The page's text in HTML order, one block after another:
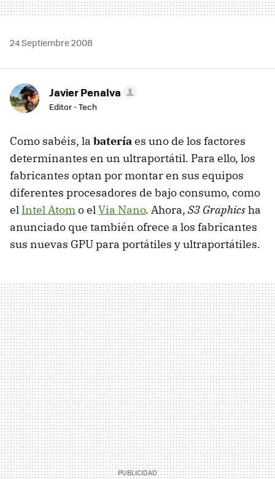
24 Septiembre 2008
Javier Penalva
Editor - Tech
Como sabéis, la bateríaes uno de los factores
determinantes en un ultraportátil. Para ello, los
fabricantes optan por montar en sus equipos
diferentes procesadores de bajo consumo, como
el Intel Atomo elVia Nano. Ahora, S3 Graphicsha
anunciado que también ofrece a los fabricantes
sus nuevas GPUpara portátiles y ultraportátiles.